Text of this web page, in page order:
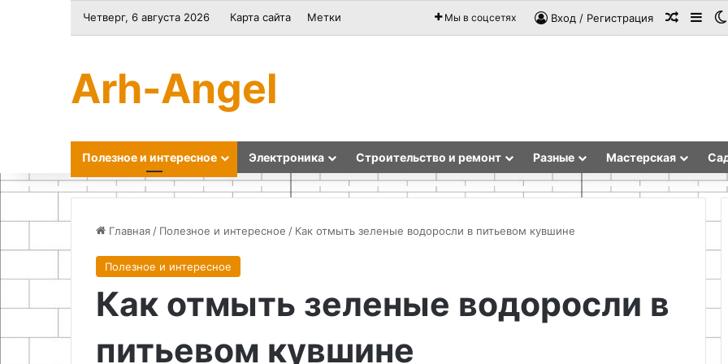
Четверг, 6 августа 2026 Карта сайта Метки Мы в соцсетях Вход / Регистрация
Arh-Angel
Полезное и интересное Электроника Строительство и ремонт Разные Мастерская
Главная / Полезное и интересное / Как отмыть зеленые водоросли в питьевом кувшине
Полезное и интересное
Как отмыть зеленые водоросли в
питьевом кувшине
сделать
садовый
акварелью
для